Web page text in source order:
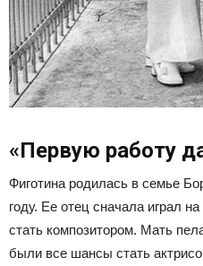
«Первую работу
Фиготина родилась в семье
году. Ее отец сначала играл
стать композитором. Мать
были все шансы стать